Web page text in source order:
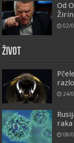
Od
02/
ŽIVOT
24/
raka
08/